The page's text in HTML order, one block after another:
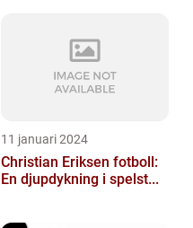
11 januari 2024
Christian Eriksen fotboll:
En djupdykning i spelst...